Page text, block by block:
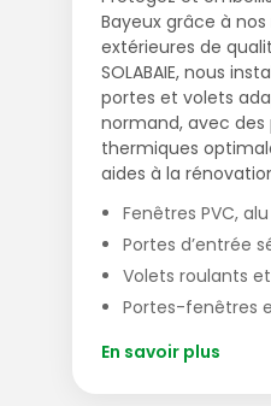
Bayeux grâce à
extérieures de
SOLABAIE, nous
portes et volets
normand, avec
thermiques
aides à la
Fenêtres PVC,
Portes d’entrée
Volets roulants
Portes-fenêtres
En savoir plus